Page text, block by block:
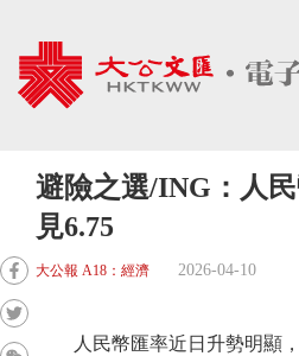
避險之選/ING：人
見6.75
大公報 A18：經濟 2026-04-10
人民幣匯率近日升勢明顯，